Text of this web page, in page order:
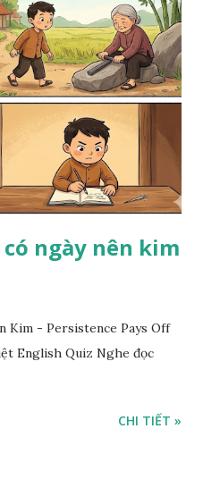
ngày nên kim
Kim - Persistence Pays Off
English Quiz Nghe đọc
CHI TIẾT »